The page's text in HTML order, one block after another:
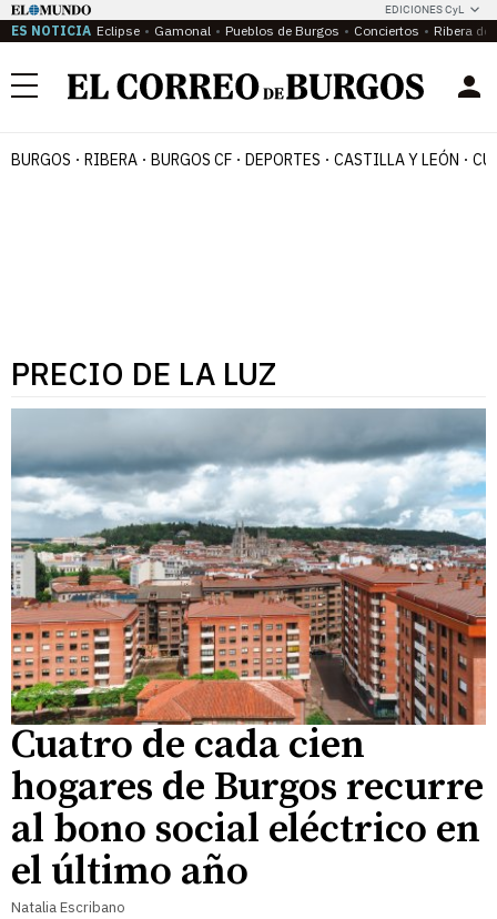
EDICIONES CyL
ES NOTICIA Eclipse Gamonal Pueblos de Burgos Conciertos Ribera del
Menú
BURGOS RIBERA BURGOS CF DEPORTES CASTILLA Y LEÓN
PRECIO DE LA LUZ
Cuatro de cada cien
hogares de Burgos recurre
al bono social eléctrico en
el último año
Natalia Escribano